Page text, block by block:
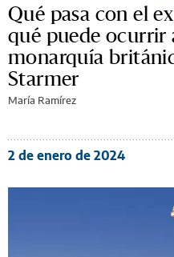
Qué pasa con el
qué puede ocurrir
monarquía
Starmer
María Ramírez
2 de enero de 2024